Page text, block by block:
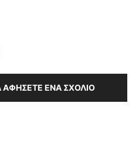
ΑΦΉΣΕΤΕ ΈΝΑ ΣΧΌΛΙΟ